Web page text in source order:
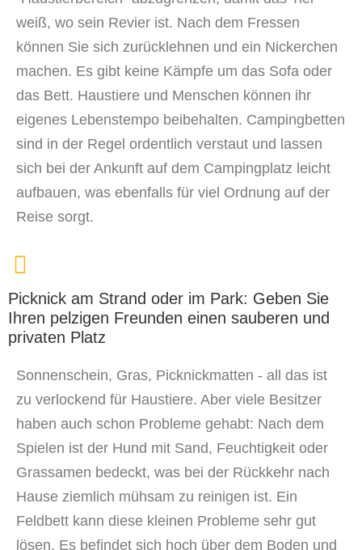
weiß, wo sein Revier ist. Nach dem Fressen
können Sie sich zurücklehnen und ein Nickerchen
machen. Es gibt keine Kämpfe um das Sofa oder
das Bett. Haustiere und Menschen können ihr
eigenes Lebenstempo beibehalten. Campingbetten
sind in der Regel ordentlich verstaut und lassen
sich bei der Ankunft auf dem Campingplatz leicht
aufbauen, was ebenfalls für viel Ordnung auf der
Reise sorgt.
Picknick am Strand oder im Park: Geben Sie
Ihren pelzigen Freunden einen sauberen und
privaten Platz
Sonnenschein, Gras, Picknickmatten - all das ist
zu verlockend für Haustiere. Aber viele Besitzer
haben auch schon Probleme gehabt: Nach dem
Spielen ist der Hund mit Sand, Feuchtigkeit oder
Grassamen bedeckt, was bei der Rückkehr nach
Hause ziemlich mühsam zu reinigen ist. Ein
Feldbett kann diese kleinen Probleme sehr gut
lösen. Es befindet sich hoch über dem Boden und